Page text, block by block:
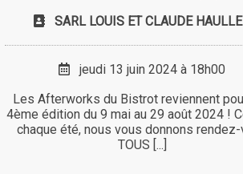
SARL LOUIS ET CLAUDE
jeudi 13 juin 2024 à 18h00
Les Afterworks du Bistrot reviennent
4ème édition du 9 mai au 29 août 2024 !
chaque été, nous vous donnons
TOUS [...]